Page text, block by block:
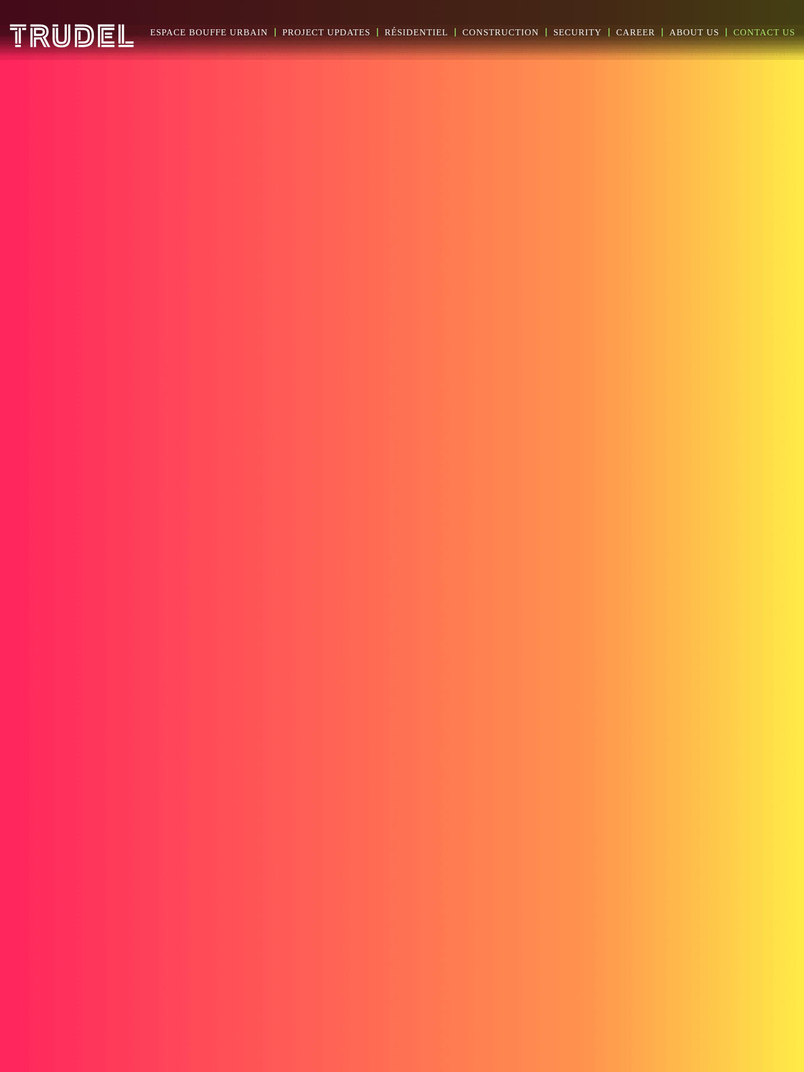
ESPACE BOUFFE URBAIN PROJECT UPDATES RÉSIDENTIEL CONSTRUCTION SECURITY CAREER ABOUT US CONTACT US